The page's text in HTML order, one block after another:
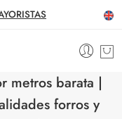
metros barata |
forros y